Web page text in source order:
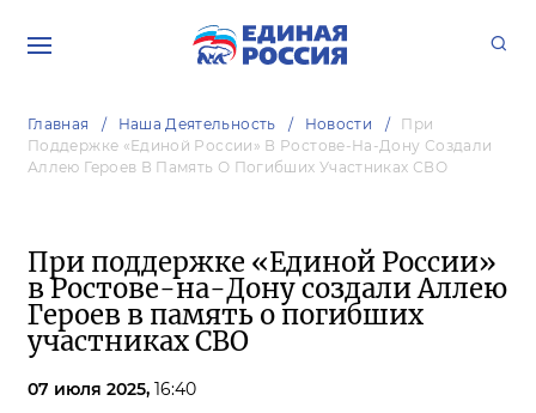
Главная Наша Деятельность Новости
При
Поддержке «Единой России» В Ростове-На-Дону Создали
Аллею Героев В Память О Погибших Участниках СВО
При поддержке «Единой России»
в Ростове-на-Дону создали Аллею
Героев в память о погибших
участниках СВО
07 июля 2025, 16:40